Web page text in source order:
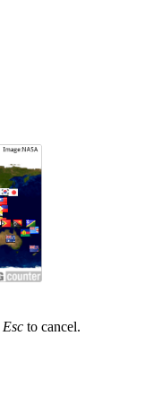
Esc to cancel.